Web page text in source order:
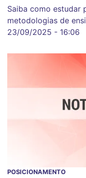
Saiba como estudar
metodologias de
23/09/2025 - 16:06
POSICIONAMENTO